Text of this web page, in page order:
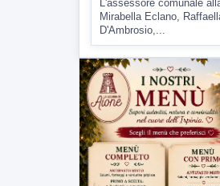
Tirata del Carro
D'Ambrosio:
L'assessore comunale
Mirabella Eclano,
D'Ambrosio,...